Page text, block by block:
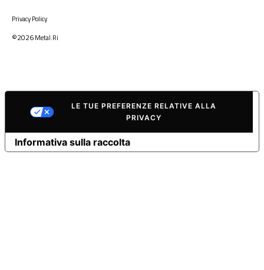
Privacy Policy
©2026Metal.Ri
Informativa sulla raccolta
LE TUE PREFERENZE RELATIVE ALLA
PRIVACY